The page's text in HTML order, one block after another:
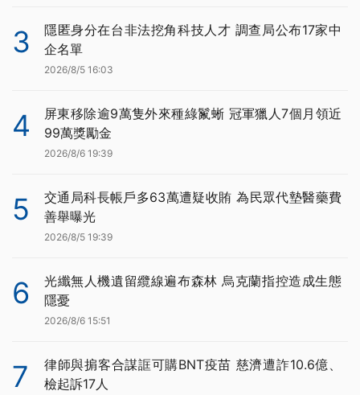
3
隱匿身分在台非法挖角科技人才 調查局公布17家中
企名單
2026/8/5 16:03
4
屏東移除逾9萬隻外來種綠鬣蜥 冠軍獵人7個月領近
99萬獎勵金
2026/8/6 19:39
5
交通局科長帳戶多63萬遭疑收賄 為民眾代墊醫藥費
善舉曝光
2026/8/5 19:39
6
光纖無人機遺留纜線遍布森林 烏克蘭指控造成生態
隱憂
2026/8/6 15:51
7
律師與掮客合謀誆可購BNT疫苗 慈濟遭詐10.6億、
檢起訴17人